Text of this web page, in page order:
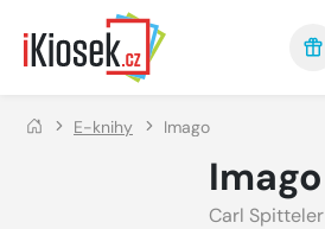
Přejít na hlavní obsah
E-knihy Imago
Imago
Carl Spitteler